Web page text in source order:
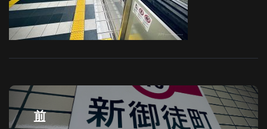
投
稿 前